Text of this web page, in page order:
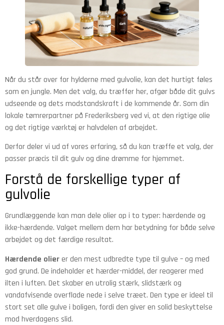
Når du står over for hylderne med gulvolie, kan det hurtigt føles
som en jungle. Men det valg, du træffer her, afgør både dit gulvs
udseende og dets modstandskraft i de kommende år. Som din
lokale tømrerpartner på Frederiksberg ved vi, at den rigtige olie
og det rigtige værktøj er halvdelen af arbejdet.
Derfor deler vi ud af vores erfaring, så du kan træffe et valg, der
passer præcis til dit gulv og dine drømme for hjemmet.
Forstå de forskellige typer af
gulvolie
Grundlæggende kan man dele olier op i to typer: hærdende og
ikke-hærdende. Valget mellem dem har betydning for både selve
arbejdet og det færdige resultat.
Hærdende olierer den mest udbredte type til gulve – og med
god grund. De indeholder et hærder-middel, der reagerer med
ilten i luften. Det skaber en utrolig stærk, slidstærk og
vandafvisende overflade nede i selve træet. Den type er ideel til
stort set alle gulve i boligen, fordi den giver en solid beskyttelse
mod hverdagens slid.